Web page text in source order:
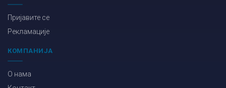
Пријавите се
Рекламације
КОМПАНИЈА
О нама